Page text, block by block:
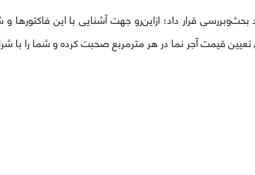
قرار داد؛ ازاین‌رو جهت آشنایی با این
قیمت آجر نما در هر مترمربع صحبت کرده و شما را با